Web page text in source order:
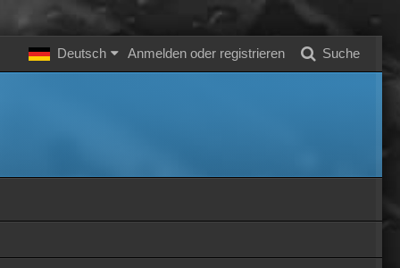
Deutsch Anmelden oder registrieren Suche